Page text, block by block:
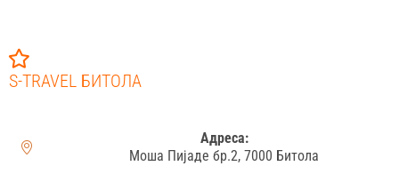
S-TRAVEL БИТОЛА
Адреса:
Моша Пијаде бр.2, 7000 Битола